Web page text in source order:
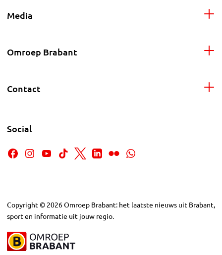
Media
Omroep Brabant
Contact
Social
Copyright © 2026Omroep Brabant: het laatste nieuws uit Brabant,
sport en informatie uit jouw regio.